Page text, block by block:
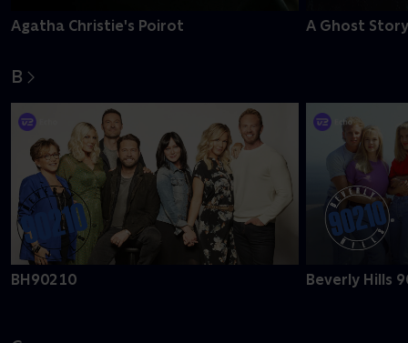
Agatha Christie's Poirot A Ghost
B
BH90210 Beverly Hills